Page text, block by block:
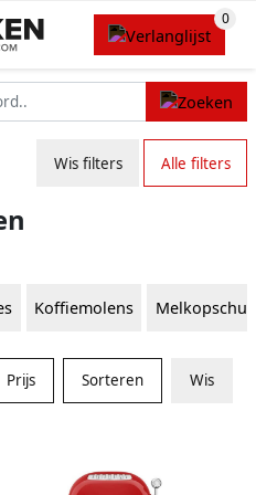
Wis filters Alle filters
Koffiemolens
Prijs Sorteren Wis